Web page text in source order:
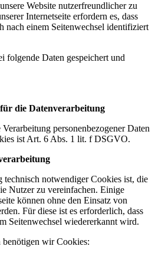
Website nutzerfreundlicher zu
Internetseite erfordern es, dass
nach einem Seitenwechsel identifiziert
folgende Daten gespeichert und
die Datenverarbeitung
personenbezogener Daten
ist Art. 6 Abs. 1 lit. f DSGVO.
notwendiger Cookies ist, die
Nutzer zu vereinfachen. Einige
können ohne den Einsatz von
Für diese ist es erforderlich, dass
Seitenwechsel wiedererkannt wird.
wir Cookies: